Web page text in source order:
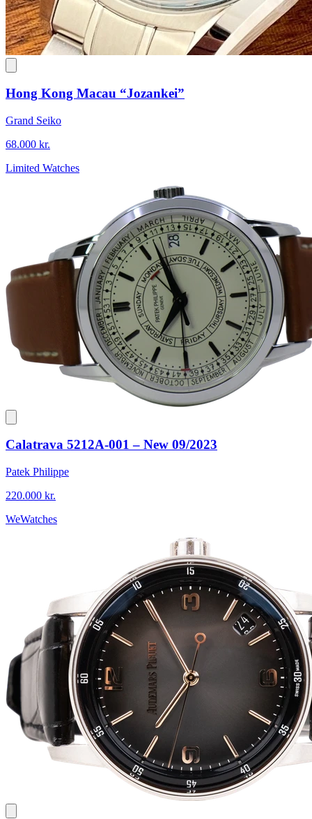
Hong Kong Macau “Jozankei”
Grand Seiko
68.000 kr.
Limited Watches
Calatrava 5212A-001 – New 09/2023
Patek Philippe
220.000 kr.
WeWatches